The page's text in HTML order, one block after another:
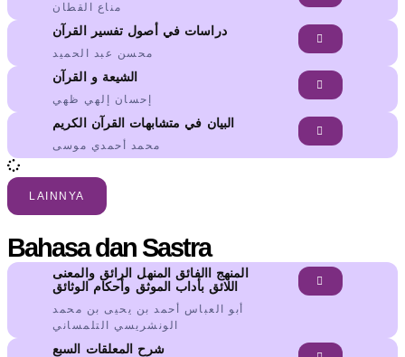
مناع القطان
دراسات في أصول تفسير القرآن
محسن عبد الحميد
الشيعة و القرآن
إحسان إلهي ظهي
البيان في متشابهات القرآن الكريم
محمد أحمدي موسى
LAINNYA
Bahasa dan Sastra
المنهج االفائق المنهل الرائق والمعنى
اللائق بأداب الموثق وأحكام الوثائق
أبو العباس أحمد بن يحيى بن محمد
الونشريسي التلمساني
شرح المعلقات السبع